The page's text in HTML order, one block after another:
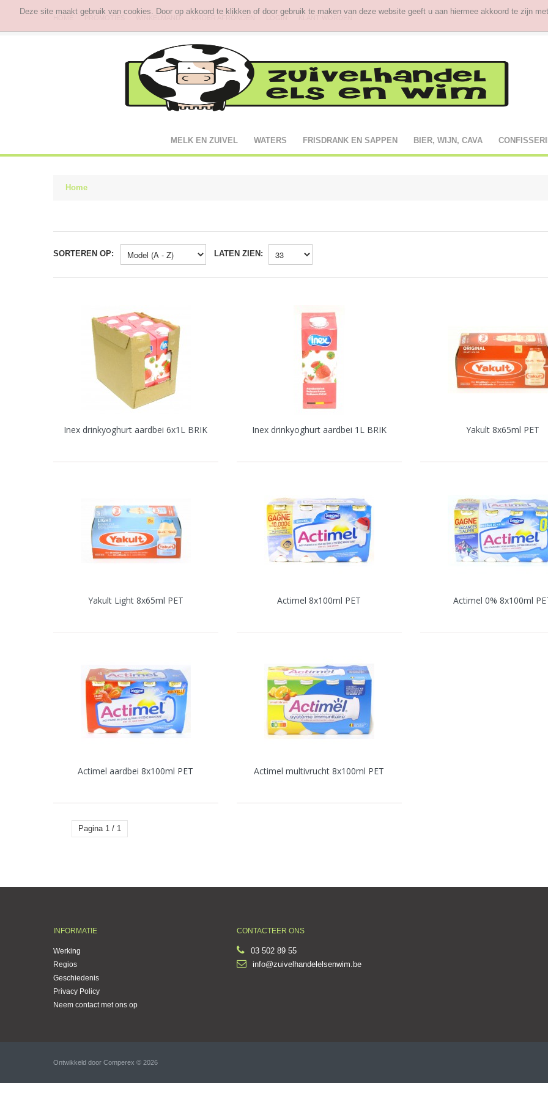
WINKELMAND LOGIN
MELK EN ZUIVEL WATERS FRISDRANK EN SAPPEN BIER, WIJN, CAVA
Home
SORTEREN OP: LATEN ZIEN:
Inex drinkyoghurt aardbei 6x1L BRIK Inex drinkyoghurt aardbei 1L BRIK Yakult 8x65ml PET
Yakult Light 8x65ml PET Actimel 8x100ml PET Actimel 0% 8x100ml
Actimel aardbei 8x100ml PET Actimel multivrucht 8x100ml PET
Pagina 1 / 1
INFORMATIE
Werking
Regios
Geschiedenis
Privacy Policy
Neem contact met ons op
CONTACTEER ONS
03 502 89 55
info@zuivelhandelelsenwim.be
Ontwikkeld door Comperex © 2026
Deze site maakt gebruik van cookies. Door op akkoord te klikken of door gebruik te maken van deze website geeft u aan hiermee akkoord te zijn